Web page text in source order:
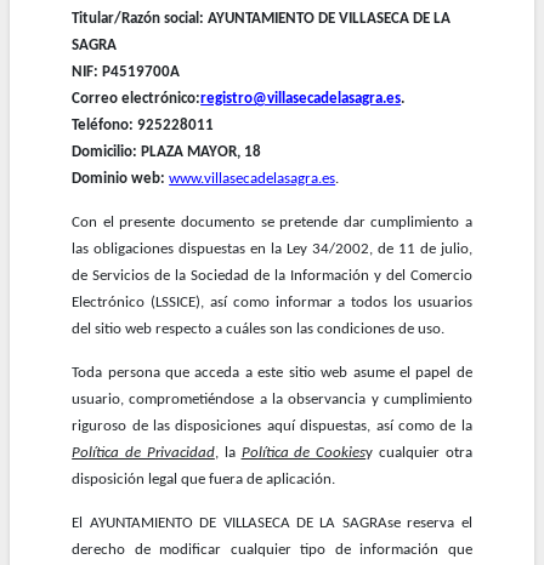
navegación
Titular/Razón social: AYUNTAMIENTO DE VILLASECA DE LA
SAGRA
NIF: P4519700A
Correo electrónico:registro@villasecadelasagra.es.
Teléfono: 925228011
Domicilio: PLAZA MAYOR, 18
Dominio web:www.villasecadelasagra.es.
Con el presente documento se pretende dar cumplimiento a
las obligaciones dispuestas en la Ley 34/2002, de 11 de julio,
de Servicios de la Sociedad de la Información y del Comercio
Electrónico (LSSICE), así como informar a todos los usuarios
del sitio web respecto a cuáles son las condiciones de uso.
Toda persona que acceda a este sitio web asume el papel de
usuario, comprometiéndose a la observancia y cumplimiento
riguroso de las disposiciones aquí dispuestas, así como de la
Política de Privacidad, la Política de Cookiesy cualquier otra
disposición legal que fuera de aplicación.
El AYUNTAMIENTO DE VILLASECA DE LA SAGRAse reserva el
derecho de modificar cualquier tipo de información que